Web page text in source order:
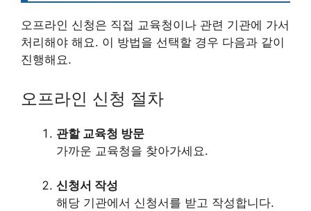
오프라인 신청은 직접 교육청이나 관련 기관에 가서
처리해야 해요. 이 방법을 선택할 경우 다음과 같이
진행해요.
오프라인 신청 절차
관할 교육청 방문
가까운 교육청을 찾아가세요.
신청서 작성
해당 기관에서 신청서를 받고 작성합니다.